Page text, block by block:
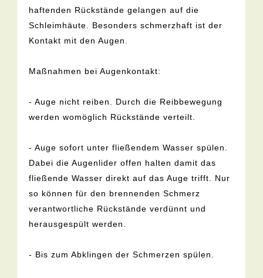
haftenden Rückstände gelangen auf die
Schleimhäute. Besonders schmerzhaft ist der
Kontakt mit den Augen.
Maßnahmen bei Augenkontakt:
- Auge nicht reiben. Durch die Reibbewegung
werden womöglich Rückstände verteilt.
- Auge sofort unter fließendem Wasser spülen.
Dabei die Augenlider offen halten damit das
fließende Wasser direkt auf das Auge trifft. Nur
so können für den brennenden Schmerz
verantwortliche Rückstände verdünnt und
herausgespült werden.
- Bis zum Abklingen der Schmerzen spülen.